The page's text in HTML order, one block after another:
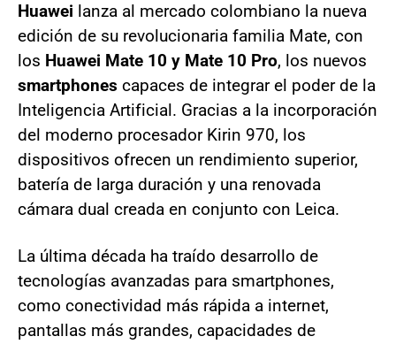
Huawei lanza al mercado colombiano la nueva
edición de su revolucionaria familia Mate, con
los Huawei Mate 10 y Mate 10 Pro, los nuevos
smartphones capaces de integrar el poder de la
Inteligencia Artificial. Gracias a la incorporación
del moderno procesador Kirin 970, los
dispositivos ofrecen un rendimiento superior,
batería de larga duración y una renovada
cámara dual creada en conjunto con Leica.
La última década ha traído desarrollo de
tecnologías avanzadas para smartphones,
como conectividad más rápida a internet,
pantallas más grandes, capacidades de